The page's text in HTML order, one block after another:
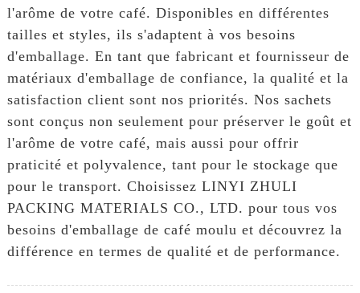
l'arôme de votre café. Disponibles en différentes
tailles et styles, ils s'adaptent à vos besoins
d'emballage. En tant que fabricant et fournisseur de
matériaux d'emballage de confiance, la qualité et la
satisfaction client sont nos priorités. Nos sachets
sont conçus non seulement pour préserver le goût et
l'arôme de votre café, mais aussi pour offrir
praticité et polyvalence, tant pour le stockage que
pour le transport. Choisissez LINYI ZHULI
PACKING MATERIALS CO., LTD. pour tous vos
besoins d'emballage de café moulu et découvrez la
différence en termes de qualité et de performance.